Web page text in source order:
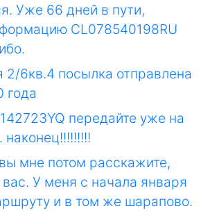
Уже 66 дней в пути,
CL078540198RU
2/6кв.4 посылка отправлена
года
передайте уже на
наконец!!!!!!!!!
мне потом расскажите,
У меня с начала января
и в том же шарапово.